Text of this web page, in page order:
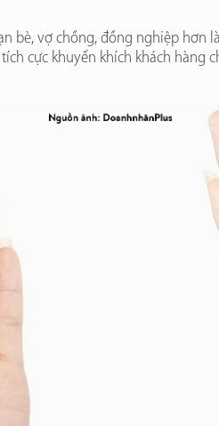
bè, vợ chồng, đồng nghiệp hơn
cực khuyến khích khách hàng